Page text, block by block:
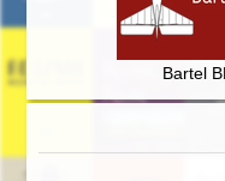
Bartel